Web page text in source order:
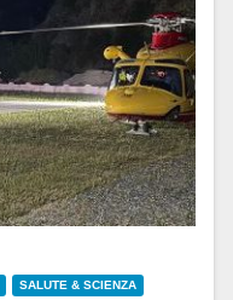
SALUTE & SCIENZA